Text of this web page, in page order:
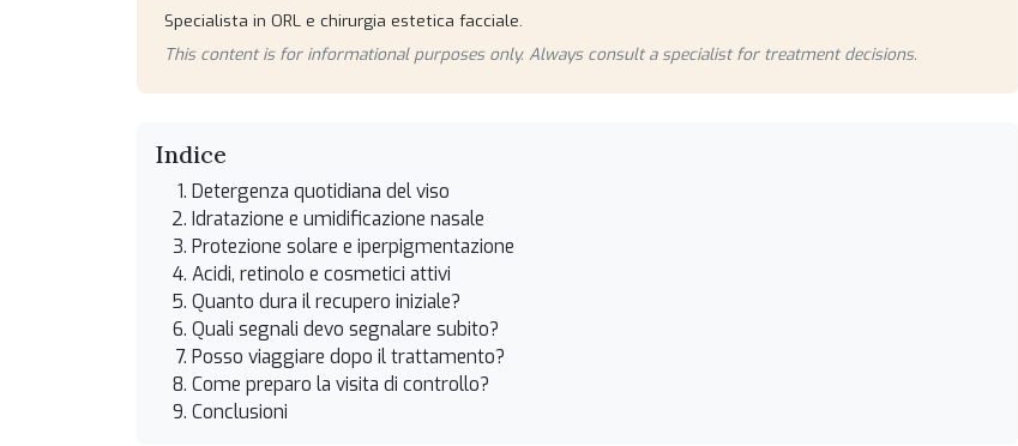
Specialista in ORL e chirurgia estetica facciale.
This content is for informational purposes only. Always consult a specialist for treatment decisions.
Indice
Detergenza quotidiana del viso
Idratazione e umidificazione nasale
Protezione solare e iperpigmentazione
Acidi, retinolo e cosmetici attivi
Quanto dura il recupero iniziale?
Quali segnali devo segnalare subito?
Posso viaggiare dopo il trattamento?
Come preparo la visita di controllo?
Conclusioni